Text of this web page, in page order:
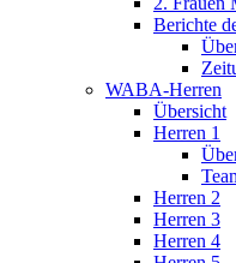
Berichte
WABA-Herren
Übersicht
Herren 1
Herren 2
Herren 3
Herren 4